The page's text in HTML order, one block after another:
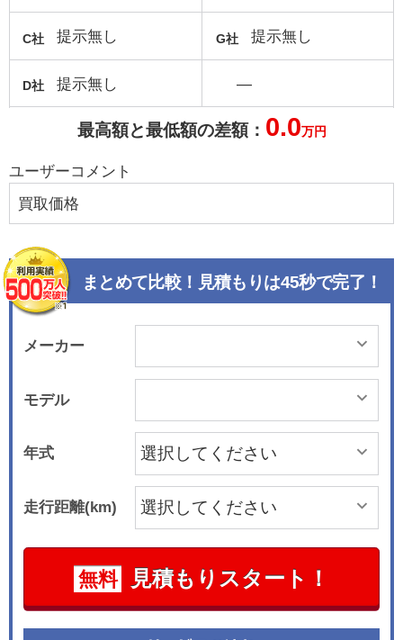
C社 提示無し
D社 提示無し
G社 提示無し
―
最高額と最低額の差額： 0.0万円
ユーザーコメント
買取価格
まとめて比較！見積もりは45秒で完了！
メーカー
モデル
年式
走行距離(km)
無料 見積もりスタート！